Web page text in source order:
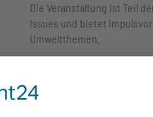
Die Veranstaltung ist Teil
Issues und bietet
Umweltthemen.
ersetzt wird. Der